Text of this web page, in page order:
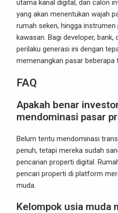
utama kanal digital, dan calon
yang akan menentukan wajah
rumah seken, hingga
kawasan. Bagi developer,
perilaku generasi ini dengan
memenangkan pasar beberapa
FAQ
Apakah benar
mendominasi pasar
Belum tentu mendominasi
penuh, tetapi mereka sudah
pencarian properti digital.
pencari properti di platform
muda.
Kelompok usia muda